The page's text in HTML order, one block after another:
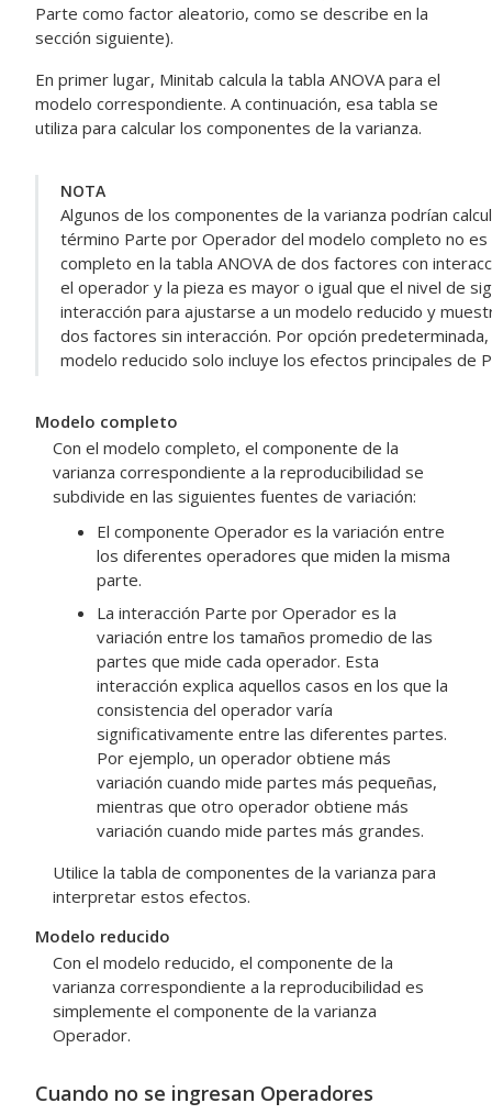
Parte como factor aleatorio, como se describe en la
sección siguiente).
En primer lugar, Minitab calcula la tabla ANOVA para el
modelo correspondiente. A continuación, esa tabla se
utiliza para calcular los componentes de la varianza.
NOTA
Algunos de los componentes de la varianza podrían
término Parte por Operador del modelo completo no
completo en la tabla ANOVA de dos factores con
el operador y la pieza es mayor o igual que el nivel de
interacción para ajustarse a un modelo reducido y
dos factores sin interacción. Por opción
modelo reducido solo incluye los efectos principales de
Modelo completo
Con el modelo completo, el componente de la
varianza correspondiente a la reproducibilidad se
subdivide en las siguientes fuentes de variación:
El componente Operador es la variación entre
los diferentes operadores que miden la misma
parte.
La interacción Parte por Operador es la
variación entre los tamaños promedio de las
partes que mide cada operador. Esta
interacción explica aquellos casos en los que la
consistencia del operador varía
significativamente entre las diferentes partes.
Por ejemplo, un operador obtiene más
variación cuando mide partes más pequeñas,
mientras que otro operador obtiene más
variación cuando mide partes más grandes.
Utilice la tabla de componentes de la varianza para
interpretar estos efectos.
Modelo reducido
Con el modelo reducido, el componente de la
varianza correspondiente a la reproducibilidad es
simplemente el componente de la varianza
Operador.
Cuando no se ingresan Operadores